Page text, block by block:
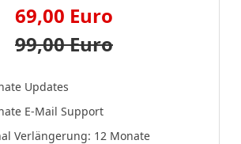
69,00 Euro
99,00 Euro
Updates
E-Mail Support
Verlängerung: 12 Monate